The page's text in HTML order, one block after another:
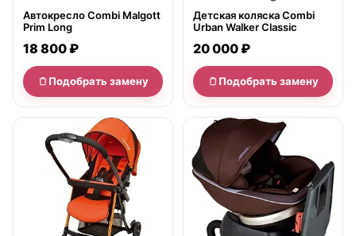
Автокресло Combi Malgott
Prim Long
18 800 ₽
Подобрать замену
Детская коляска Combi
Urban Walker Classic
20 000 ₽
Подобрать замену
нет в продаже